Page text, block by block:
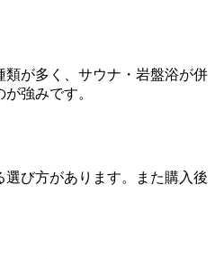
が多く、サウナ・岩盤浴が併
強みです。
び方があります。また購入後